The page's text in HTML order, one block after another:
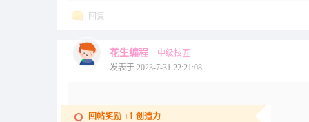
回复
花生编程
中级技匠
发表于 2023-7-31 22:21:08
回帖奖励 +1 创造力